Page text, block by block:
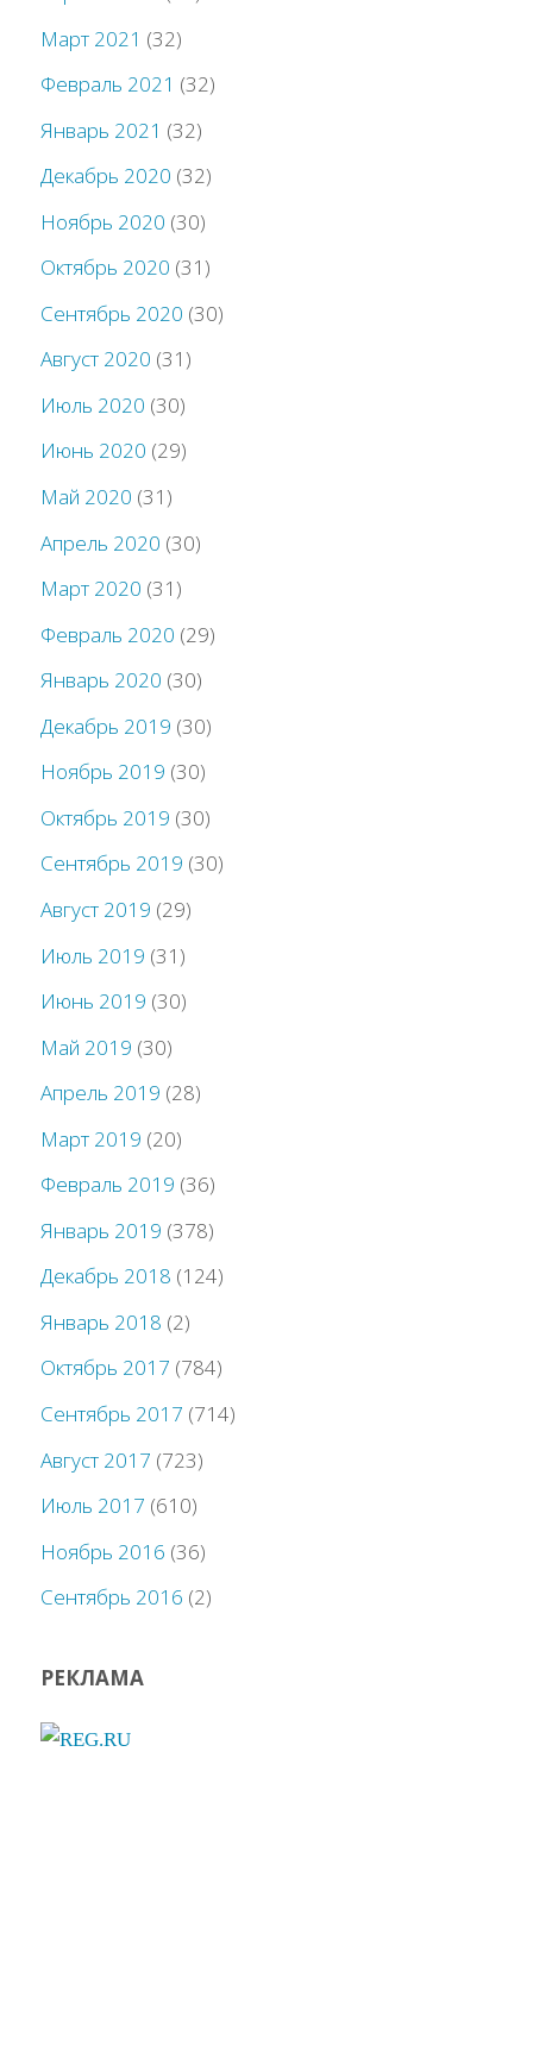
Март 2021 (32)
Февраль 2021 (32)
Январь 2021 (32)
Декабрь 2020 (32)
Ноябрь 2020 (30)
Октябрь 2020 (31)
Сентябрь 2020 (30)
Август 2020 (31)
Июль 2020 (30)
Июнь 2020 (29)
Май 2020 (31)
Апрель 2020 (30)
Март 2020 (31)
Февраль 2020 (29)
Январь 2020 (30)
Декабрь 2019 (30)
Ноябрь 2019 (30)
Октябрь 2019 (30)
Сентябрь 2019 (30)
Август 2019 (29)
Июль 2019 (31)
Июнь 2019 (30)
Май 2019 (30)
Апрель 2019 (28)
Март 2019 (20)
Февраль 2019 (36)
Январь 2019 (378)
Декабрь 2018 (124)
Январь 2018 (2)
Октябрь 2017 (784)
Сентябрь 2017 (714)
Август 2017 (723)
Июль 2017 (610)
Ноябрь 2016 (36)
Сентябрь 2016 (2)
РЕКЛАМА